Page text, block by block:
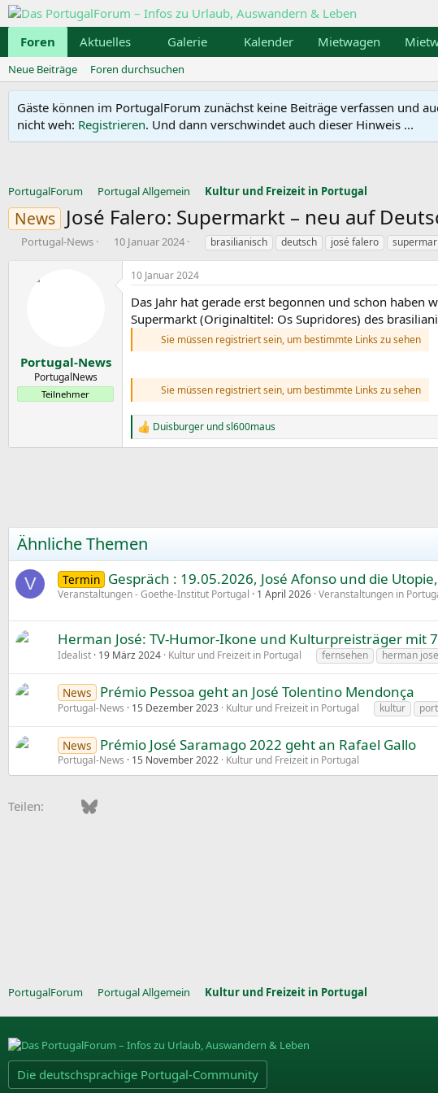
Foren Aktuelles Galerie Kalender Mietwagen
Neue Beiträge Foren durchsuchen
Gäste können im PortugalForum zunächst keine Beiträge verfassen und
nicht weh: Registrieren. Und dann verschwindet auch dieser Hinweis ...
PortugalForum Portugal Allgemein Kultur und Freizeit in Portugal
News José Falero: Supermarkt – neu auf
E
r
Portugal-News
E
t
10 Januar 2024
S
l
a
g
w
o
e
brasilianisch deutsch josé falero
Portugal-News
PortugalNews
Teilnehmer
10 Januar 2024
Das Jahr hat gerade erst begonnen und schon
Supermarkt (Originaltitel: Os Supridores) des
Sie müssen registriert sein, um bestimmte Links zu sehen
Sie müssen registriert sein, um bestimmte Links zu sehen
R
e
n
:
Duisburger undsl600maus
Ähnliche Themen
V Termin Gespräch : 19.05.2026, José Afonso und die
Veranstaltungen - Goethe-Institut Portugal 1 April 2026 Veranstaltungen in
Herman José: TV-Humor-Ikone und Kulturpreisträger mit
Idealist 19 März 2024 Kultur und Freizeit in Portugal fernsehen herman jose
News Prémio Pessoa geht an José Tolentino Mendonça
Portugal-News 15 Dezember 2023 Kultur und Freizeit in Portugal kultur
News Prémio José Saramago 2022 geht an Rafael Gallo
Portugal-News 15 November 2022 Kultur und Freizeit in Portugal
Teilen: FacebookBluesky
PortugalForum Portugal Allgemein Kultur und Freizeit in Portugal
Die deutschsprachige Portugal-Community